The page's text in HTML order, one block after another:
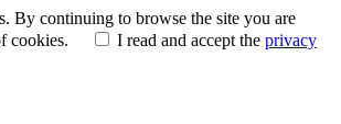
By continuing to browse the site you are
cookies.
I read and accept the privacy